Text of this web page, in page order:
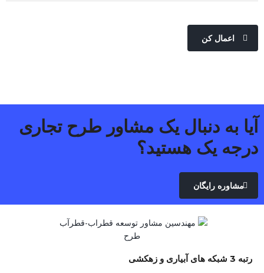
اعمال کن
آیا به دنبال یک مشاور طرح تجاری
درجه یک هستید؟
مشاوره رایگان
رتبه 3 شبکه های آبیاری و زهکشی